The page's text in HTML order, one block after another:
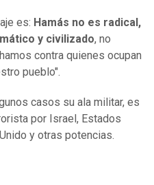
es: Hamás no es radical,
y civilizado, no
contra quienes ocupan
pueblo".
casos su ala militar, es
por Israel, Estados
y otras potencias.